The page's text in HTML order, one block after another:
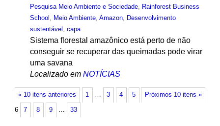
Pesquisa Meio Ambiente e Sociedade, Rainforest Business
School , Meio Ambiente, Amazon, Desenvolvimento
sustentável , capa
Sistema florestal amazônico está perto de não
conseguir se recuperar das queimadas pode virar
uma savana
Localizado em NOTÍCIAS
« 10 itens anteriores Próximos 10 itens »
1 … 3 4 5
6 7 8 9 … 33